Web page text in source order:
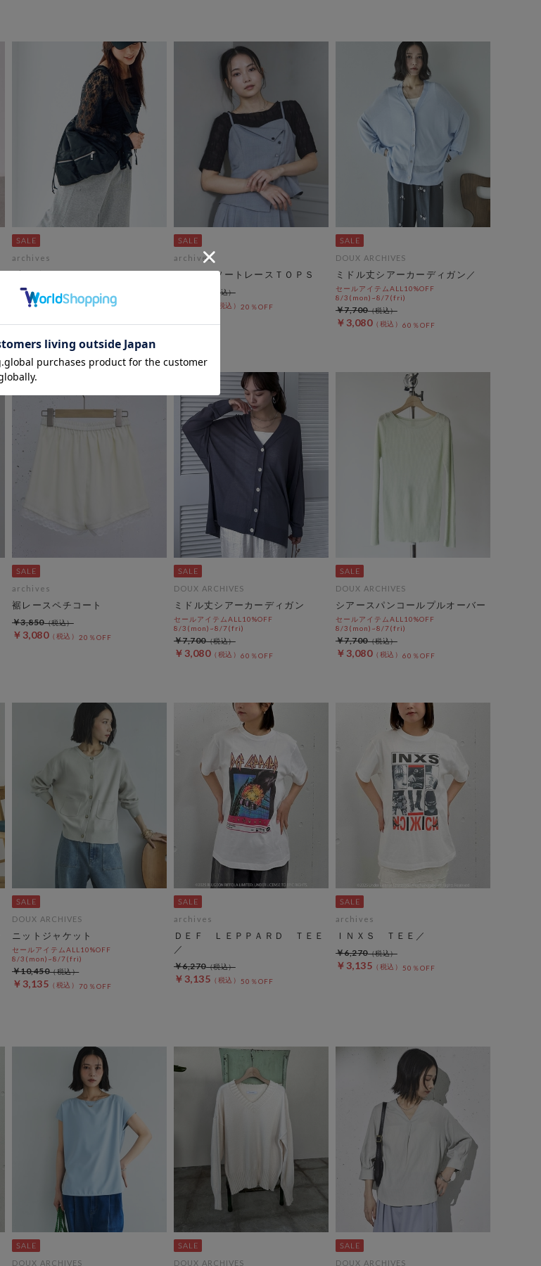
archives
ギャザートート
￥3,025 50％OFF
￥6,050
archives
ドットアソートレースＴＯＰＳ
20％OFF
DOUX ARCHIVES
ミドル丈シアーカーディガン／
セールアイテムALL10%OFF
8/3(mon)~8/7(fri)
￥3,080 60％OFF
￥7,700
archives
裾レースペチコート
￥3,080 20％OFF
￥3,850
DOUX ARCHIVES
ミドル丈シアーカーディガン
セールアイテムALL10%OFF
8/3(mon)~8/7(fri)
￥3,080 60％OFF
￥7,700
DOUX ARCHIVES
シアースパンコールプルオーバー
セールアイテムALL10%OFF
8/3(mon)~8/7(fri)
￥3,080 60％OFF
￥7,700
DOUX ARCHIVES
ニットジャケット
セールアイテムALL10%OFF
8/3(mon)~8/7(fri)
￥3,135 70％OFF
￥10,450
archives
ＤＥＦ ＬＥＰＰＡＲＤ ＴＥＥ
／
￥3,135 50％OFF
￥6,270
archives
ＩＮＸＳ ＴＥＥ／
￥3,135 50％OFF
￥6,270
DOUX ARCHIVES DOUX ARCHIVES DOUX ARCHIVES